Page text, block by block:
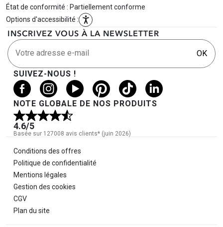
État de conformité : Partiellement conforme
Options d'accessibilité :
INSCRIVEZ VOUS À LA NEWSLETTER
Votre adresse e-mail OK
SUIVEZ-NOUS !
NOTE GLOBALE DE NOS PRODUITS
4.6/5
Basée sur 127008 avis clients* (juin 2026)
Informations légales
Conditions des offres
Politique de confidentialité
Mentions légales
Gestion des cookies
CGV
Plan du site